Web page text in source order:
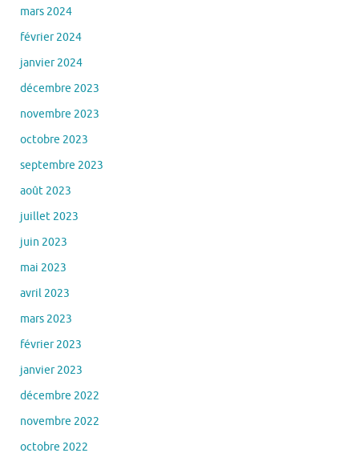
mars 2024
février 2024
janvier 2024
décembre 2023
novembre 2023
octobre 2023
septembre 2023
août 2023
juillet 2023
juin 2023
mai 2023
avril 2023
mars 2023
février 2023
janvier 2023
décembre 2022
novembre 2022
octobre 2022